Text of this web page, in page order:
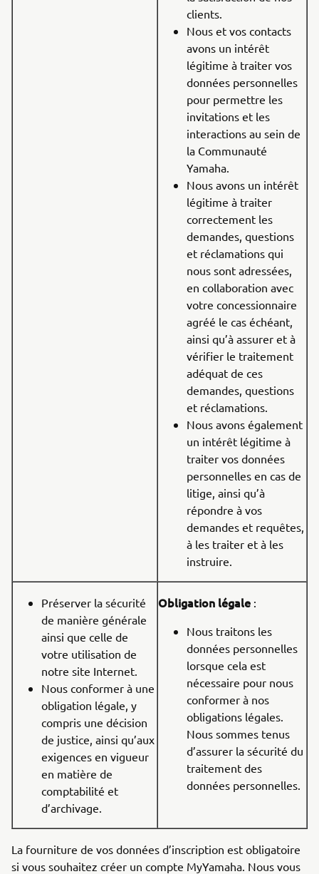
clients.
Nous et vos contacts
avons un intérêt
légitime à traiter vos
données personnelles
pour permettre les
invitations et les
interactions au sein de
la Communauté
Yamaha.
Nous avons un intérêt
légitime à traiter
correctement les
demandes, questions
et réclamations qui
nous sont adressées,
en collaboration avec
votre concessionnaire
agréé le cas échéant,
ainsi qu’à assurer et à
vérifier le traitement
adéquat de ces
demandes, questions
et réclamations.
Nous avons également
un intérêt légitime à
traiter vos données
personnelles en cas de
litige, ainsi qu’à
répondre à vos
demandes et requêtes,
à les traiter et à les
instruire.
Préserver la sécurité
de manière générale
ainsi que celle de
votre utilisation de
notre site Internet.
Nous conformer à une
obligation légale, y
compris une décision
de justice, ainsi qu’aux
exigences en vigueur
en matière de
comptabilité et
d’archivage.
Obligation légale :
Nous traitons les
données personnelles
lorsque cela est
nécessaire pour nous
conformer à nos
obligations légales.
Nous sommes tenus
d’assurer la sécurité du
traitement des
données personnelles.
La fourniture de vos données d’inscription est obligatoire
si vous souhaitez créer un compte MyYamaha. Nous vous